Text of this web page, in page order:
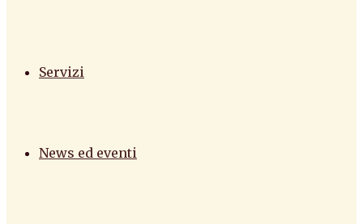
Servizi
News ed eventi